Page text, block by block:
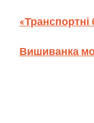
«Транспортні
Вишиванка